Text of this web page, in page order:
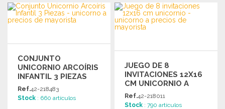
PEDIR
Solicitar un presupuesto
Solicitar un presupuesto
CONJUNTO
UNICORNIO ARCOÍRIS
INFANTIL 3 PIEZAS
Ref.42-218483
Stock : 660 artículos
JUEGO DE 8
INVITACIONES 12X16
CM UNICORNIO A
PRECIOS DE
MAYORISTA
Ref.42-218011
Stock : 790 artículos